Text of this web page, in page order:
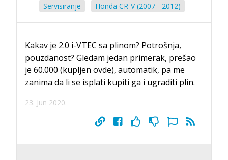
Servisiranje Honda CR-V (2007 - 2012)
Kakav je 2.0 i-VTEC sa plinom? Potrošnja,
pouzdanost? Gledam jedan primerak, prešao
je 60.000 (kupljen ovde), automatik, pa me
zanima da li se isplati kupiti ga i ugraditi plin.
23. Jun 2020.